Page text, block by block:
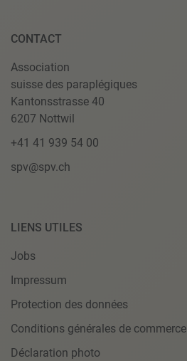
CONTACT
Association
suisse des paraplégiques
Kantonsstrasse 40
6207 Nottwil
+41 41 939 54 00
spv@spv.ch
LIENS UTILES
Jobs
Impressum
Protection des données
Conditions générales de commerce
Déclaration photo